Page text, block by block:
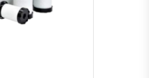
к сравнению
Добавить в избранное